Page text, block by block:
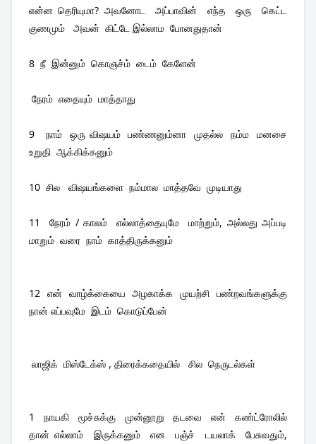
என்ன தெரியுமா? அவனோட  அப்பாவின்  எந்த  ஒரு  கெட்ட
குணமும்   அவன்  கிட்டே இல்லாம  போனதுதான்
8  நீ  இன்னும்  கொஞச்ம்  டைம்  கேளேன்
நேரம்  எதையும்  மாத்தாது
9   நாம்  ஒரு விஷயம்  பண்ணனும்னா  முதல்ல  நம்ம  மனசை
உறுதி  ஆக்கிக்கனும்
10  சில   விஷயங்களை  நம்மால  மாத்தவே  முடியாது
11  நேரம் / காலம்  எல்லாத்தையுமே  மாற்றும், அல்லது அப்படி
மாறும்  வரை  நாம்  காத்திருக்கனும்
12  என்  வாழ்க்கையை  அழகாக்க  முயற்சி  பண்றவங்களுக்கு
நான் எப்பவுமே  இடம்  கொடுப்பேன்
லாஜிக்  மிஸ்டேக்ஸ் , திரைக்கதையில்   சில  நெருடல்கள்
1  நாயகி  மூச்சுக்கு  முன்னூறு  தடவை  என்  கண்ட்ரோலில்
தான் எல்லாம்  இருக்கனும்  என  பஞ்ச்  டயலாக்  பேசுவதும்,